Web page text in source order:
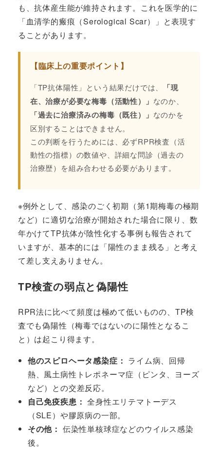
も、抗体産生能が維持されます。これを医学的に
「血清学的瘢痕（Serological Scar）」と表現す
ることがあります。
【臨床上の重要ポイント】
「TP抗体陽性」という結果だけでは、
「現
在、治療が必要な梅毒（活動性）」 なのか、
「過去に治療済みの梅毒（既往）」 なのかを
区別することはできません。
この判断を行うためには、必ずRPR検査（活
動性の指標）の数値や、詳細な問診（過去の
治療歴）を組み合わせる必要があります。
※例外として、感染のごく初期（第1期梅毒の極期
など）に適切な治療が開始された場合に限り、数
年かけてTP抗体が陰性化する事例も報告されて
いますが、基本的には「陽性のまま残る」と考え
て差し支えありません。
TP検査の弱点と偽陽性
RPR法に比べて頻度は極めて低いものの、TP検
査でも偽陽性（梅毒ではないのに陽性となるこ
と）は起こり得ます。
他のスピロヘータ感染症： ライム病、回帰
熱、風土病性トレポネーマ症（ピンタ、ヨーズ
など）との交差反応。
自己免疫疾患： 全身性エリテマトーデス
（SLE）や膠原病の一部。
その他： 伝染性単核球症などのウイルス感染
後。